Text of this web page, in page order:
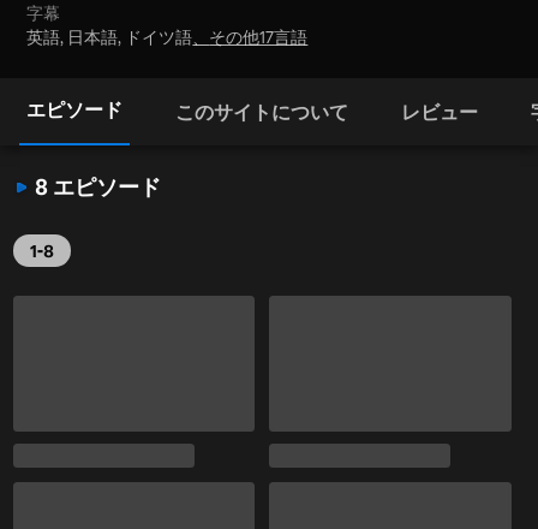
字幕
英語, 日本語, ドイツ語
その他17言語
エピソード このサイトについて レビュー
8 エピソード
1-8